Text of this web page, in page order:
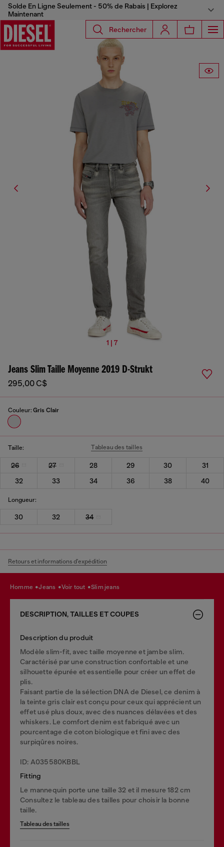
Solde En Ligne Seulement - 50% de Rabais | Explorez
Maintenant
Rechercher
1 | 7
Jeans Slim Taille Moyenne 2019 D-Strukt
295,00 C$
Couleur: Gris Clair
Taille: Tableau des tailles
26 27 28 29 30
31
32
33 34 36 38 40
Longueur:
30 32 34
Retours et informations d'expédition
homme jeans voir tout slim jeans
DESCRIPTION, TAILLES ET COUPES
Description du produit
Modèle slim-fit, avec taille moyenne et jambe slim.
Caractérisé par une construction confortable et une
silhouette épurée et essentielle pour créer un effet de
plis.
Faisant partie de la sélection DNA de Diesel, ce denim à
la teinte gris clair est conçu pour ceux qui apprécient un
effet usé plus doux, avec des nuances délavées et des
whiskers. Le comfort denim est fabriqué avec un
pourcentage de coton biologique et fini avec des
surpiqûres noires.
ID: A035580KBBL
Fitting
Le mannequin porte une taille 32 et il mesure 182 cm
Consultez le tableau des tailles pour choisir la bonne
taille.
Tableau des tailles